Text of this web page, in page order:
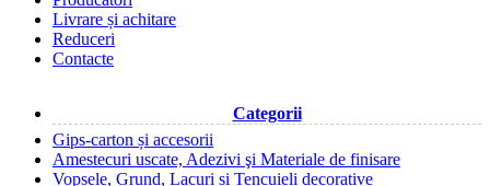
Livrare și achitare
Reduceri
Contacte
Categorii
Gips-carton și accesorii
Amestecuri uscate, Adezivi şi Materiale de finisare
Vopsele, Grund, Lacuri și Tencuieli decorative